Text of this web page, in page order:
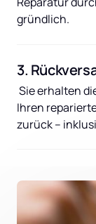
gründlich.
3.
Ihren
zurück –